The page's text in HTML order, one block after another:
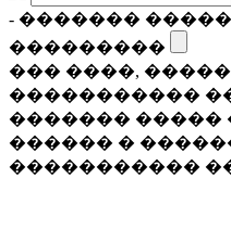
- �������
���������
��� ����,
�����������
������� �����
������ �
�����������